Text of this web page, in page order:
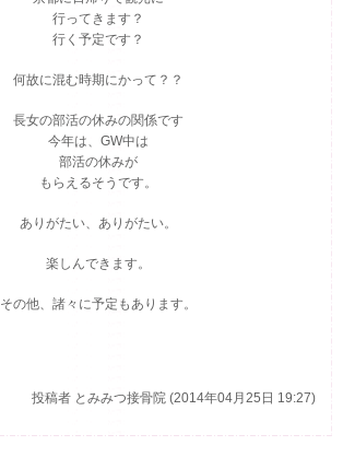
行ってきます？
行く予定です？
何故に混む時期にかって？？
長女の部活の休みの関係です
今年は、GW中は
部活の休みが
もらえるそうです。
ありがたい、ありがたい。
楽しんできます。
その他、諸々に予定もあります。
投稿者 とみみつ接骨院 (2014年04月25日 19:27)